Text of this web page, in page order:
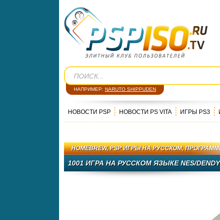
НАПРИМЕР: NARUTO SHIPPUDEN
НОВОСТИ PSP НОВОСТИ PS VITA ИГРЫ PS3
HOMEBREW,PSP ИГРЫ НА РУССКОМ,
1001 ИГРА НА РУССКОМ ЯЗЫКЕ NES/